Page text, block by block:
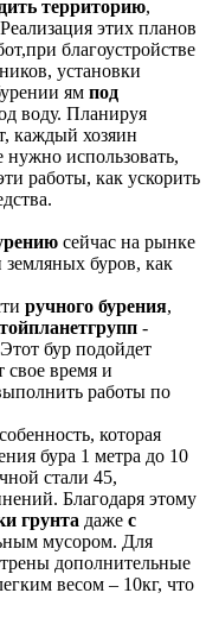
территорию,
этих планов
благоустройстве
установки
ям под
воду. Планируя
каждый хозяин
нужно использовать,
работы, как ускорить
сейчас на рынке
буров, как
ручного бурения,
-
бур подойдет
свое время и
работы по
которая
бура 1 метра до 10
стали 45,
Благодаря этому
грунта даже с
мусором. Для
дополнительные
весом – 10кг, что